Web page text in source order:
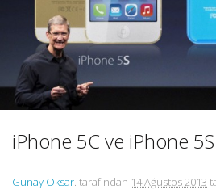
iPhone 5C ve iPhone
Gunay Oksar. tarafından 14 Ağustos 2013